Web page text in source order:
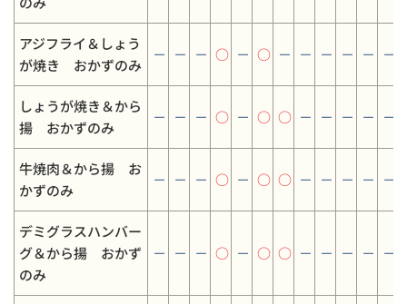
アジフライ＆しょう
が焼き おかずのみ
－ － － ○ － ○ － － － － － －
しょうが焼き＆から
揚 おかずのみ
－ － － ○ － ○ ○ － － － － －
牛焼肉＆から揚 お
かずのみ
－ － － ○ － ○ ○ － － － － －
デミグラスハンバー
グ＆から揚 おかず
のみ
－ － － ○ － ○ ○ － － － － －